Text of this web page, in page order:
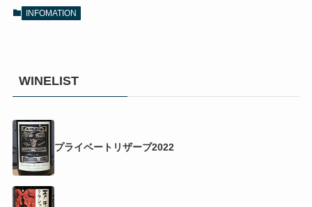
INFOMATION
WINELIST
プライベートリザーブ2022